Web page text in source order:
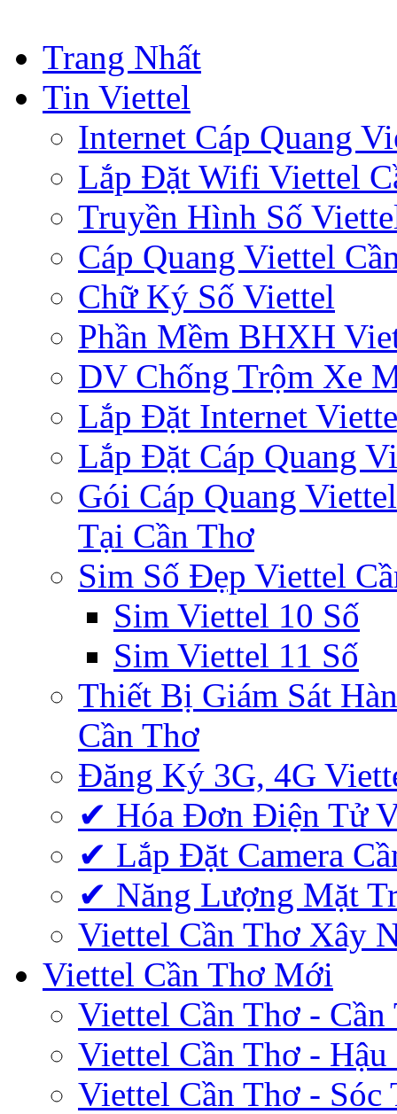
Trang Nhất
Tin Viettel
Internet Cáp Quang
Lắp Đặt Wifi Viettel
Truyền Hình Số
Cáp Quang Viettel
Chữ Ký Số Viettel
Phần Mềm BHXH
DV Chống Trộm Xe
Lắp Đặt Internet
Lắp Đặt Cáp Quang
Gói Cáp Quang
Tại Cần Thơ
Sim Số Đẹp Viettel
Sim Viettel 10 Số
Sim Viettel 11 Số
Thiết Bị Giám Sát
Cần Thơ
Đăng Ký 3G, 4G
✔‎ Hóa Đơn Điện Tử
✔‎ Lắp Đặt Camera
✔‎ Năng Lượng Mặt
Viettel Cần Thơ Xây
Viettel Cần Thơ Mới
Viettel Cần Thơ - Cần
Viettel Cần Thơ - Hậu
Viettel Cần Thơ - Sóc